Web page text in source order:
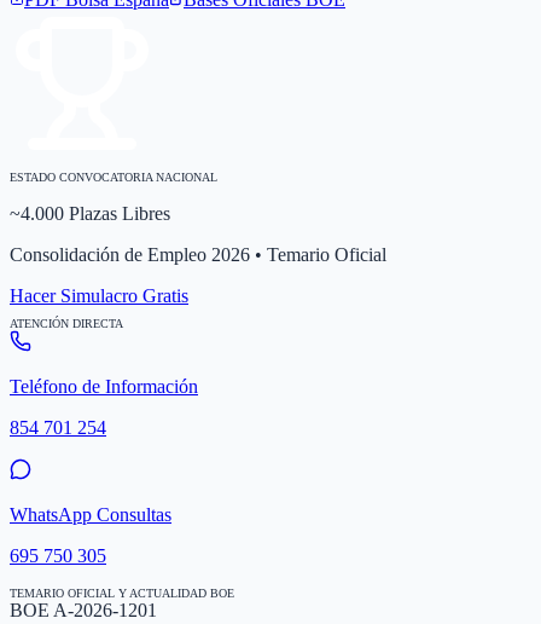
ESTADO CONVOCATORIA NACIONAL
~4.000 Plazas Libres
Consolidación de Empleo 2026 • Temario Oficial
Hacer Simulacro Gratis
ATENCIÓN DIRECTA
Teléfono de Información
854 701 254
WhatsApp Consultas
695 750 305
TEMARIO OFICIAL Y ACTUALIDAD BOE
BOE A-2026-1201